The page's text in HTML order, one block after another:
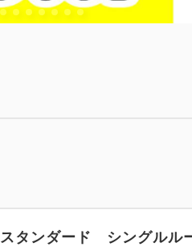
スタンダード シングルル